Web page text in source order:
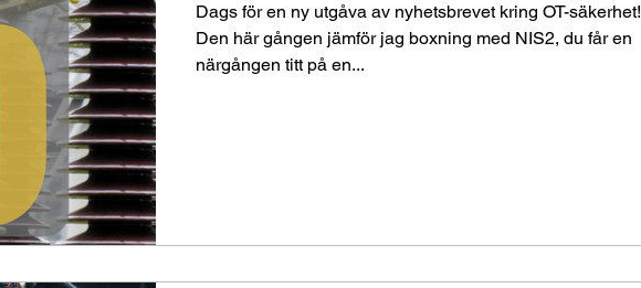
Dags för en ny utgåva av nyhetsbrevet kring OT-säkerhet!
Den här gången jämför jag boxning med NIS2, du får en
närgången titt på en...